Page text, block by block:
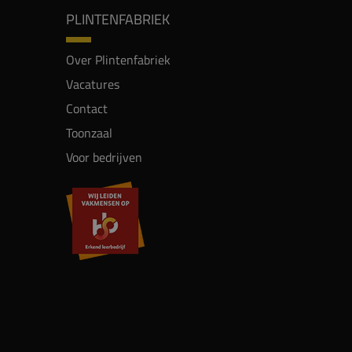
PLINTENFABRIEK
Over Plintenfabriek
Vacatures
Contact
Toonzaal
Voor bedrijven